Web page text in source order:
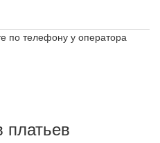
по телефону у оператора